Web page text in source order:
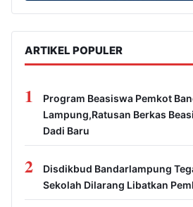
ARTIKEL POPULER
1
Program Beasiswa Pemkot
Lampung,Ratusan Berkas
Dadi Baru
2
Disdikbud Bandarlampung
Sekolah Dilarang Libatkan